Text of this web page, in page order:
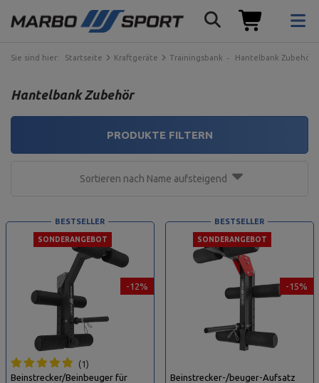
Sie sind hier: Startseite Kraftgeräte Trainingsbank Hantelbank Zubehör
Hantelbank Zubehör
Sortieren nach Name aufsteigend
PRODUKTE FILTERN
-12%
SONDERANGEBOT
BESTSELLER
1
Beinstrecker/Beinbeuger für
-15%
SONDERANGEBOT
BESTSELLER
Beinstrecker-/beuger-Aufsatz